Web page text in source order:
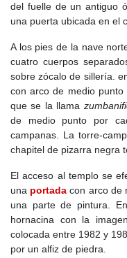
conocer las costumbres
se supone que serían
colindantes. En este
y por consiguiente se
Tierra de Talamanca. En
arzobispado de Toledo,
enajenada por Felipe II
Hurtado de Mendoza y
de Perú.
Ya en el siglo XVII
, en
D. Juan Hurtado de
Soto Heredad de la
de los problemas
obliga a acudir a la
Cristóbal de Moscoso
de Alcorrin desde 1683
del fuelle de un antiguo
una puerta ubicada en el
A los pies de la nave
cuatro cuerpos
sobre zócalo de sillería.
con arco de medio
que se la llama
de medio punto por
campanas. La torre-
chapitel de pizarra negra
El acceso al templo se
una portada con arco de
una parte de pintura.
hornacina con la
colocada entre 1982 y
por un alfiz de piedra.